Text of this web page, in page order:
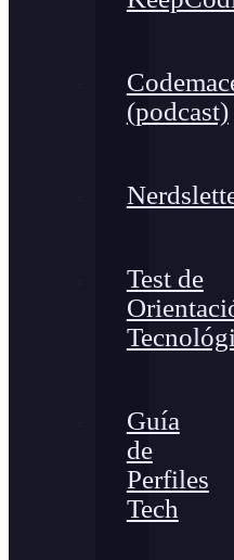
(podcast)
Test de
Guía
de
Perfiles
Tech